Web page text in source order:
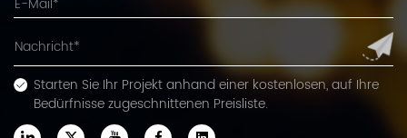
Starten Sie Ihr Projekt anhand einer kostenlosen, auf Ihre
Bedürfnisse zugeschnittenen Preisliste.